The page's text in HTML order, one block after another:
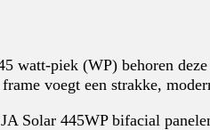
watt-piek (WP) behoren
voegt een strakke,
Solar 445WP bifacial